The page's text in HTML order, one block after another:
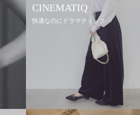
CINEMATIQ
快適なのにドラマティック